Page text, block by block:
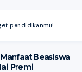
pendidikanmu!
Beasiswa
Premi